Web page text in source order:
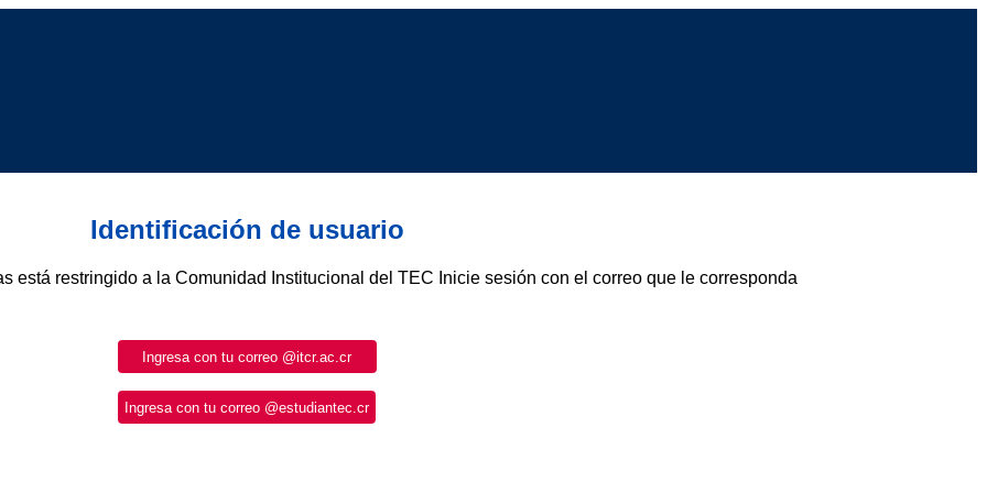
Identificación de usuario
está restringido a la Comunidad Institucional del TEC Inicie sesión con el correo que le corresponda